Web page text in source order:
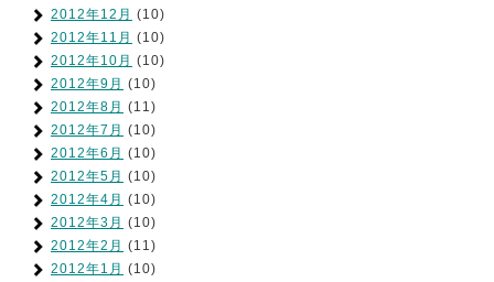
2012年12月 (10)
2012年11月 (10)
2012年10月 (10)
2012年9月 (10)
2012年8月 (11)
2012年7月 (10)
2012年6月 (10)
2012年5月 (10)
2012年4月 (10)
2012年3月 (10)
2012年2月 (11)
2012年1月 (10)